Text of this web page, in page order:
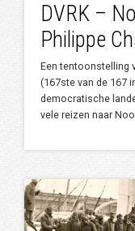
DVRK –
Philippe
Een tentoonstelling
(167ste van de 167
democratische
vele reizen naar